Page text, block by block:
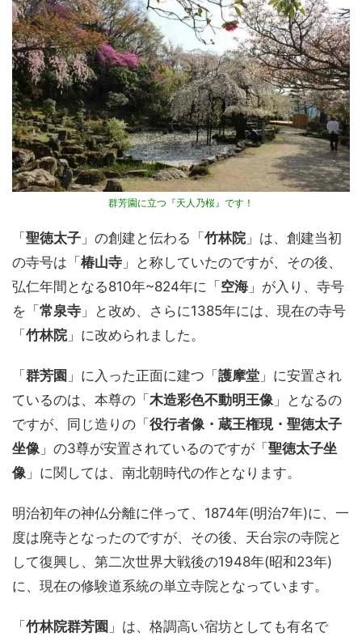
群芳園に立つ『天人乃桜』です！
「 聖徳太子 」の創建と伝わる「 竹林院」は、創建当初
の寺号は「 椿山寺 」と称していたのですが、その後、
弘仁年間となる810年~824年に「 空海 」が入り、寺号
を「 常泉寺 」と改め、さらに1385年には、現在の寺号
「 竹林院」に改められました。
「 群芳園 」に入った正面に建つ「 護摩堂 」に安置され
ているのは、本尊の「 木造彩色不動明王像」となるの
ですが、同じ造りの「 役行者像・蔵王権現・聖徳太子
坐像」の3尊が安置されているのですが「 聖徳太子坐
像」に関しては、南北朝時代の作となります。
明治初年の神仏分離に伴って、1874年(明治7年)に、一
度は廃寺となったのですが、その後、天台宗の寺院と
して復興し、第二次世界大戦後の1948年(昭和23年)
に、現在の修験道系統の単立寺院となっています。
「 竹林院群芳園 」は、格調高い宿坊としても有名で